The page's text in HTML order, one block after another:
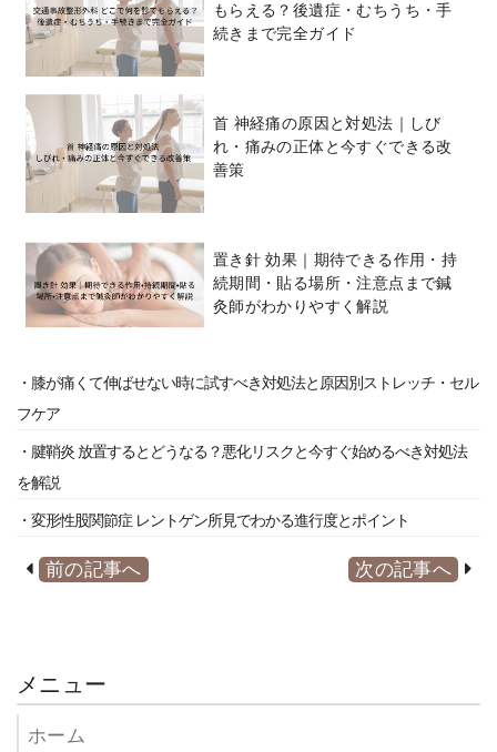
もらえる？後遺症・むちうち・手
続きまで完全ガイド
首 神経痛の原因と対処法｜しび
れ・痛みの正体と今すぐできる改
善策
置き針 効果｜期待できる作用・持
続期間・貼る場所・注意点まで鍼
灸師がわかりやすく解説
・膝が痛くて伸ばせない時に試すべき対処法と原因別ストレッチ・セル
フケア
・腱鞘炎 放置するとどうなる？悪化リスクと今すぐ始めるべき対処法
を解説
・変形性股関節症 レントゲン所見でわかる進行度とポイント
前の記事へ 次の記事へ
メニュー
ホーム